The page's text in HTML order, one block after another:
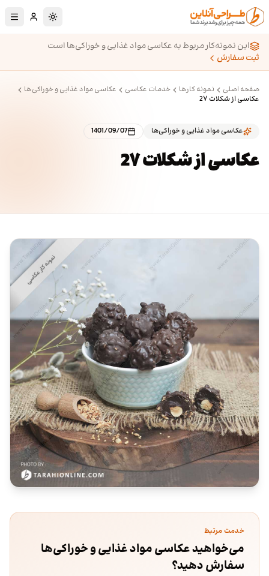
پرش به محتوای اصلی
تغییر به حالت
این نمونه‌کار مربوط به عکاسی مواد غذایی و خوراکی‌ها است
ثبت سفارش
صفحه اصلی نمونه کارها خدمات عکاسی
عکاسی مواد غذایی و خوراکی‌ها
عکاسی از شکلات 2۷
عکاسی مواد غذایی و خوراکی‌ها 1401/09/07
عکاسی از شکلات 2۷
خدمت مرتبط
می‌خواهید عکاسی مواد غذایی و خوراکی‌ها
سفارش دهید؟